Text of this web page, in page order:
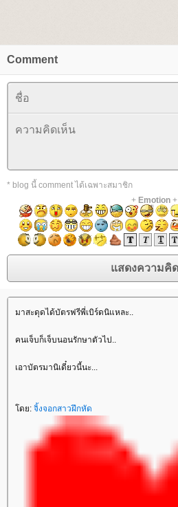
Comment
* blog นี้ comment ได้เฉพาะสมาชิก
+ Emotion+
มาสะดุดได้บัตรฟรีพี่เบิร์ดนิแหละ..
คนเจ็บก็เจ็บนอนรักษาตัวไป..
เอาบัตรมานิเดี๋ยวนี้นะ...
ดย: จิ้งจอกสาวฝึกหัด